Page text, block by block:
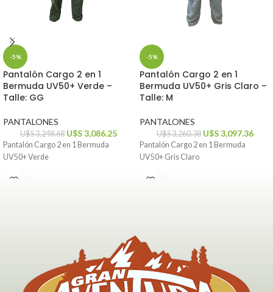
-5%
Pantalón Cargo 2 en 1
Bermuda UV50+ Verde –
Talle: GG
PANTALONES
U$S3,248.68 U$S3,086.25
Pantalón Cargo 2 en 1 Bermuda
UV50+ Verde
-5%
Pantalón Cargo 2 en 1
Bermuda UV50+ Gris Claro –
Talle: M
PANTALONES
U$S3,260.38 U$S3,097.36
Pantalón Cargo 2 en 1 Bermuda
UV50+ Gris Claro